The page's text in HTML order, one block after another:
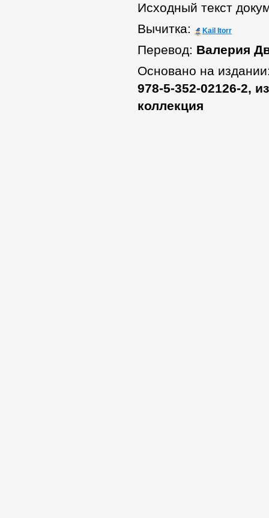
Исходный текст
Вычитка:
Kail Itorr
Перевод: Валерия
Основано на
978-5-352-02126-2,
коллекция